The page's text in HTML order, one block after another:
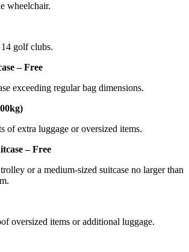
wheelchair.
golf clubs.
– Free
exceeding regular bag dimensions.
of extra luggage or oversized items.
– Free
or a medium-sized suitcase no larger than
oversized items or additional luggage.